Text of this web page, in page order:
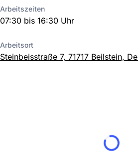
Arbeitszeiten
07:30 bis 16:30 Uhr
Arbeitsort
Steinbeisstraße 7, 71717 Beilstein,